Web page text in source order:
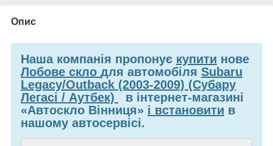
Опис
Наша компанія пропонує купити нове
Лобове скло для автомобіля Subaru
Legacy/Outback (2003-2009) (Субару
Легасі / Аутбек)
в інтернет-магазині
«Автоскло Вінниця» і встановити в
нашому автосервісі.